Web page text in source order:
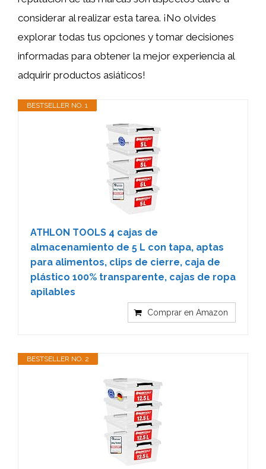
considerar al realizar esta tarea. ¡No olvides
explorar todas tus opciones y tomar decisiones
informadas para obtener la mejor experiencia al
adquirir productos asiáticos!
BESTSELLER NO. 1
ATHLON TOOLS 4 cajas de
almacenamiento de 5 L con tapa, aptas
para alimentos, clips de cierre, caja de
plástico 100% transparente, cajas de ropa
apilables
Comprar en Amazon
BESTSELLER NO. 2